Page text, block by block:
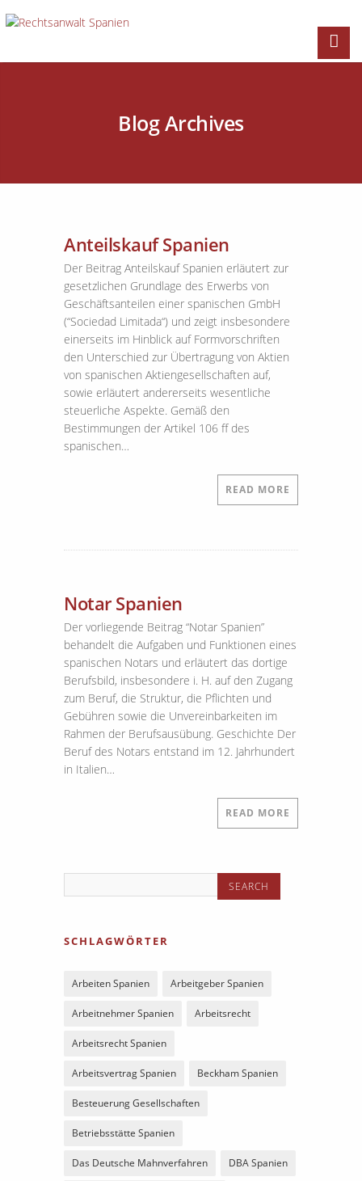
Blog Archives
Anteilskauf Spanien
Der Beitrag Anteilskauf Spanien erläutert zur
gesetzlichen Grundlage des Erwerbs von
Geschäftsanteilen einer spanischen GmbH
(“Sociedad Limitada“) und zeigt insbesondere
einerseits im Hinblick auf Formvorschriften
den Unterschied zur Übertragung von Aktien
von spanischen Aktiengesellschaften auf,
sowie erläutert andererseits wesentliche
steuerliche Aspekte. Gemäß den
Bestimmungen der Artikel 106 ff des
spanischen…
READ MORE
Notar Spanien
Der vorliegende Beitrag “Notar Spanien”
behandelt die Aufgaben und Funktionen eines
spanischen Notars und erläutert das dortige
Berufsbild, insbesondere i. H. auf den Zugang
zum Beruf, die Struktur, die Pflichten und
Gebühren sowie die Unvereinbarkeiten im
Rahmen der Berufsausübung. Geschichte Der
Beruf des Notars entstand im 12. Jahrhundert
in Italien…
READ MORE
SCHLAGWÖRTER
Arbeiten Spanien Arbeitgeber Spanien
Arbeitnehmer Spanien Arbeitsrecht
Arbeitsrecht Spanien
Arbeitsvertrag Spanien Beckham Spanien
Besteuerung Gesellschaften
Betriebsstätte Spanien
Das Deutsche Mahnverfahren DBA Spanien